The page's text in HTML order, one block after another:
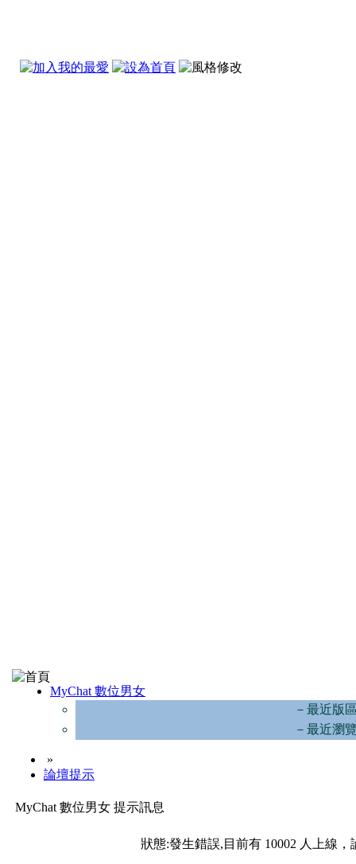
MyChat 數位男女
－最近版
－最近瀏
»
論壇提示
MyChat 數位男女 提示訊息
狀態:發生錯誤,目前有 10002 人上線